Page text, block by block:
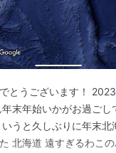
とうございます！
末年始いかがお過ごし
うと久しぶりに年末北
北海道 遠すぎるわこ